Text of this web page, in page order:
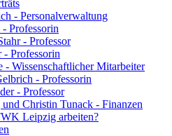
- Personalverwaltung
Professorin
- Professor
- Professorin
- Wissenschaftlicher Mitarbeiter
- Professorin
- Professor
und Christin Tunack - Finanzen
Leipzig arbeiten?